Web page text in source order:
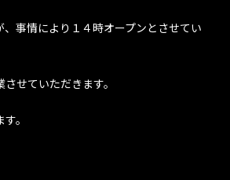
、事情により１４時オープンとさせてい
せていただきます。
。